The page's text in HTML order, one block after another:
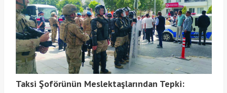
Taksi Şoförünün Meslektaşlarından Tepki: